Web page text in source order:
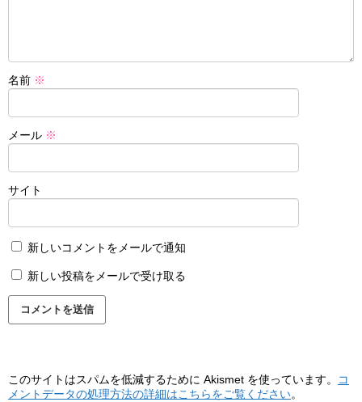
名前 ※
メール ※
サイト
新しいコメントをメールで通知
新しい投稿をメールで受け取る
このサイトはスパムを低減するために Akismet を使っています。
コ
メントデータの処理方法の詳細はこちらをご覧ください。